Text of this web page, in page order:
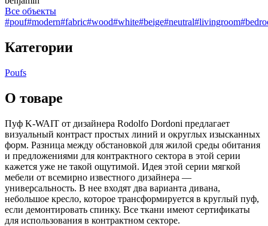
Все объекты
#pouf#modern#fabric#wood#white#beige#neutral#livingroom
Категории
Poufs
О товаре
Пуф K-WAIT от дизайнера Rodolfo Dordoni предлагает
визуальный контраст простых линий и округлых изысканных
форм. Разница между обстановкой для жилой среды обитания
и предложениями для контрактного сектора в этой серии
кажется уже не такой ощутимой. Идея этой серии мягкой
мебели от всемирно известного дизайнера —
универсальность. В нее входят два варианта дивана,
небольшое кресло, которое трансформируется в круглый пуф,
если демонтировать спинку. Все ткани имеют сертификаты
для использования в контрактном секторе.